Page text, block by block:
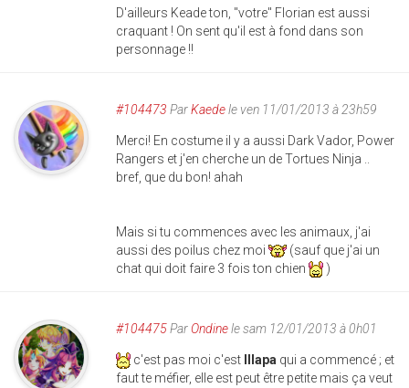
D'ailleurs Keade ton, "votre" Florian est aussi
craquant ! On sent qu'il est à fond dans son
personnage !!
#104473 ParKaedele ven 11/01/2013 à 23h59
Merci! En costume il y a aussi Dark Vador, Power
Rangers et j'en cherche un de Tortues Ninja ..
bref, que du bon! ahah
Mais si tu commences avec les animaux, j'ai
aussi des poilus chez moi
(sauf que j'ai un
chat qui doit faire 3 fois ton chien
)
#104475ParOndinele sam 12/01/2013 à 0h01
c'est pas moi c'est Illapa qui a commencé ; et
faut te méfier, elle est peut être petite mais ça veut